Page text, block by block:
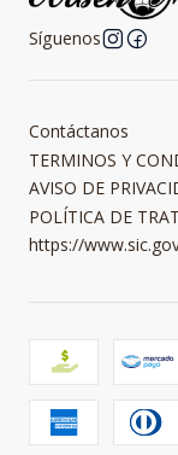
Síguenos
Contáctanos
TERMINOS Y
AVISO DE
POLÍTICA DE
https://